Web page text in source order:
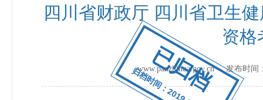
已归档
四川省财政厅 四川省卫生
资格
www.panzhihua.gov.cn 发布时间